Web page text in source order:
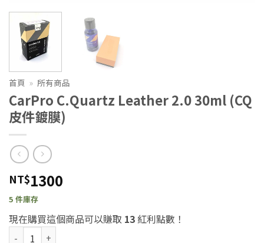
首頁 » 所有商品
CarPro C.Quartz Leather 2.0 30ml (CQ
皮件鍍膜)
NT$1300
5 件庫存
現在購買這個商品可以賺取 13紅利點數！
CarPro C.Quartz Leather 2.0 30ml (CQ皮件鍍膜) 數量